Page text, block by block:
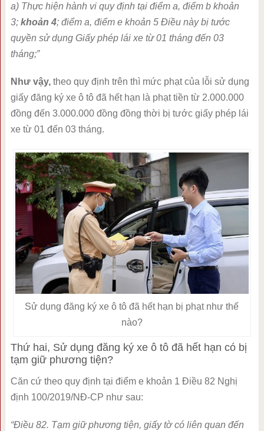
a) Thực hiện hành vi quy định tại điểm a, điểm b khoản
3; khoản 4; điểm a, điểm e khoản 5 Điều này bị tước
quyền sử dụng Giấy phép lái xe từ 01 tháng đến 03
tháng;”
Như vậy,theo quy định trên thì mức phạt của lỗi sử dụng
giấy đăng ký xe ô tô đã hết hạn là phạt tiền từ 2.000.000
đồng đến 3.000.000 đồng đồng thời bị tước giấy phép lái
xe từ 01 đến 03 tháng.
Sử dụng đăng ký xe ô tô đã hết hạn bị phạt như thế
nào?
Thứ hai, Sử dụng đăng ký xe ô tô đã hết hạn có bị
tạm giữ phương tiện?
Căn cứ theo quy định tại điểm e khoản 1 Điều 82 Nghị
định 100/2019/NĐ-CP như sau:
“Điều 82. Tạm giữ phương tiện, giấy tờ có liên quan đến